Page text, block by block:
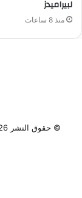
© حقوق النشر 2026، جميع الحقوق محفوظة |